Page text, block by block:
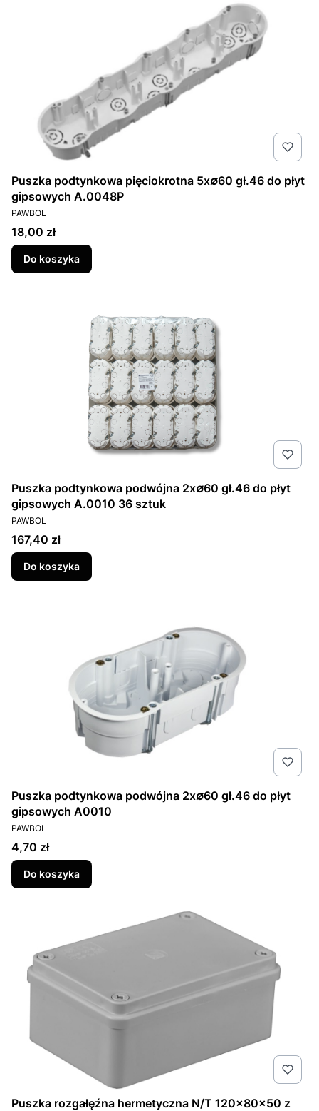
Puszka podtynkowa pięciokrotna 5x∅60 gł.46 do płyt
gipsowych A.0048P
PRODUCENT
PAWBOL
Cena
18,00 zł
Do koszyka
Puszka podtynkowa podwójna 2x∅60 gł.46 do płyt
gipsowych A.0010 36 sztuk
PRODUCENT
PAWBOL
Cena
167,40 zł
Do koszyka
Puszka podtynkowa podwójna 2x∅60 gł.46 do płyt
gipsowych A0010
PRODUCENT
PAWBOL
Cena
4,70 zł
Do koszyka
Puszka rozgałęźna hermetyczna N/T 120x80x50 z